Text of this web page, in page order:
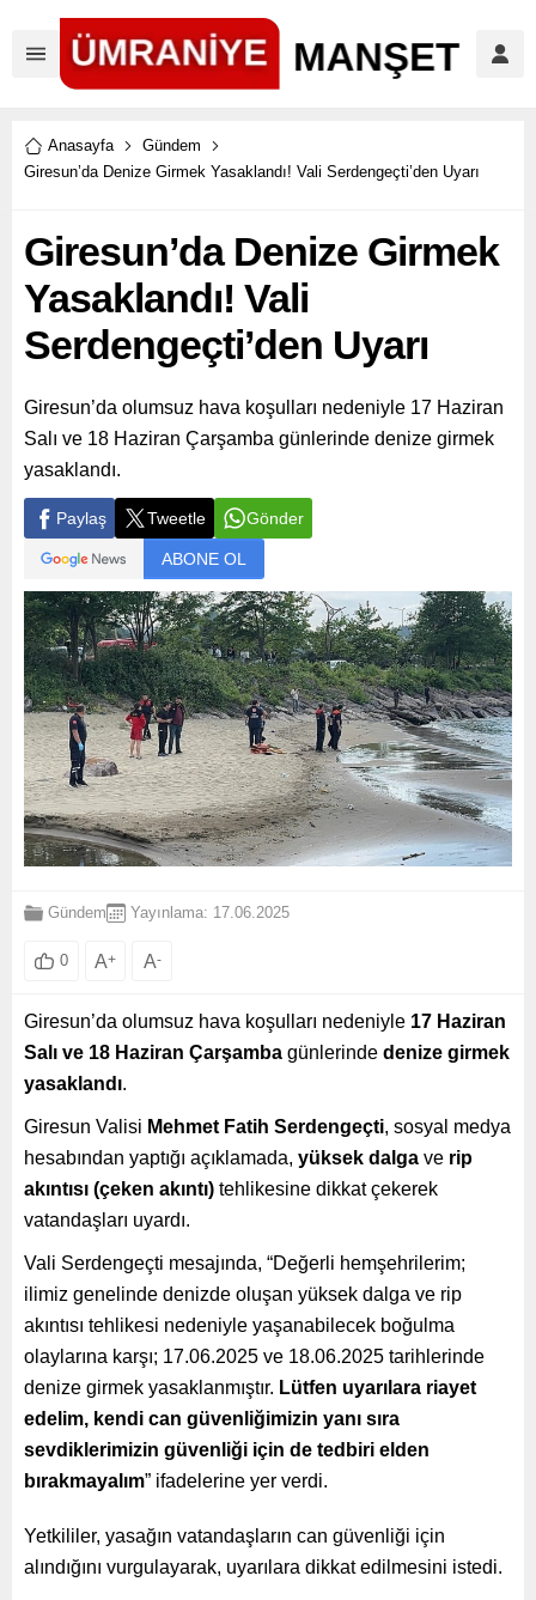
Anasayfa
Gündem
Giresun’da Denize Girmek Yasaklandı! Vali Serdengeçti’den Uyarı
Giresun’da Denize Girmek
Yasaklandı! Vali
Serdengeçti’den Uyarı
Giresun’da olumsuz hava koşulları nedeniyle 17 Haziran
Salı ve 18 Haziran Çarşamba günlerinde denize girmek
yasaklandı.
Paylaş Tweetle Gönder
ABONE OL
Gündem Yayınlama: 17.06.2025
0 A+ A-
Giresun’da olumsuz hava koşulları nedeniyle 17 Haziran
Salı ve 18 Haziran Çarşamba günlerinde denize girmek
yasaklandı.
Giresun Valisi Mehmet Fatih Serdengeçti, sosyal medya
hesabından yaptığı açıklamada, yüksek dalga ve rip
akıntısı (çeken akıntı) tehlikesine dikkat çekerek
vatandaşları uyardı.
Vali Serdengeçti mesajında, “Değerli hemşehrilerim;
ilimiz genelinde denizde oluşan yüksek dalga ve rip
akıntısı tehlikesi nedeniyle yaşanabilecek boğulma
olaylarına karşı; 17.06.2025 ve 18.06.2025 tarihlerinde
denize girmek yasaklanmıştır. Lütfen uyarılara riayet
edelim, kendi can güvenliğimizin yanı sıra
sevdiklerimizin güvenliği için de tedbiri elden
bırakmayalım” ifadelerine yer verdi.
Yetkililer, yasağın vatandaşların can güvenliği için
alındığını vurgulayarak, uyarılara dikkat edilmesini istedi.